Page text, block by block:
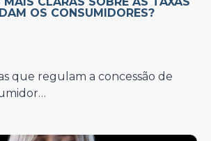
OS CONSUMIDORES?
que regulam a concessão de